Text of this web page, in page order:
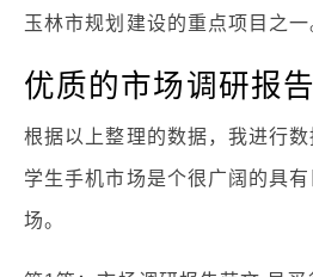
玉林市规划建设的重点项目之一
优质的市场调研报
根据以上整理的数据，我进行数
学生手机市场是个很广阔的具
场。